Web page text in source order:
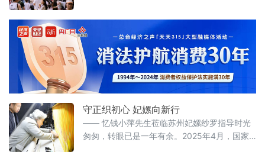
化世界文化遗产资源，为八方来客呈现一场独
具瓷都魅力的文化盛宴。景德镇手工瓷业遗存
成功入选世界文化遗产，为陶阳里历史文化旅
游区的文化发展注入强劲动力。
守正织初心 妃嫘向新行
—— 忆钱小萍先生莅临苏州妃嫘纱罗指导时光
匆匆，转眼已是一年有余。2025年4月，国家